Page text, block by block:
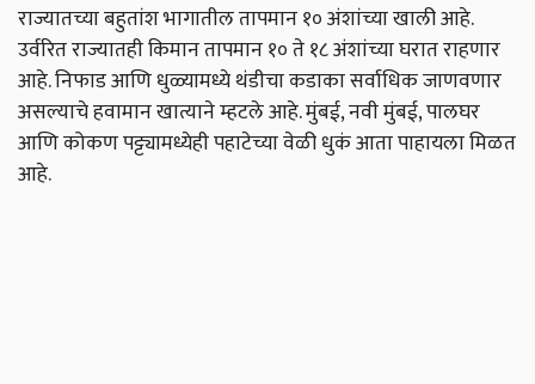
राज्यातच्या बहुतांश भागातील तापमान १० अंशांच्या खाली आहे.
उर्वरित राज्यातही किमान तापमान १० ते १८ अंशांच्या घरात राहणार
आहे. निफाड आणि धुळ्यामध्ये थंडीचा कडाका सर्वाधिक जाणवणार
असल्याचे हवामान खात्याने म्हटले आहे. मुंबई, नवी मुंबई, पालघर
आणि कोकण पट्ट्यामध्येही पहाटेच्या वेळी धुकं आता पाहायला मिळत
आहे.